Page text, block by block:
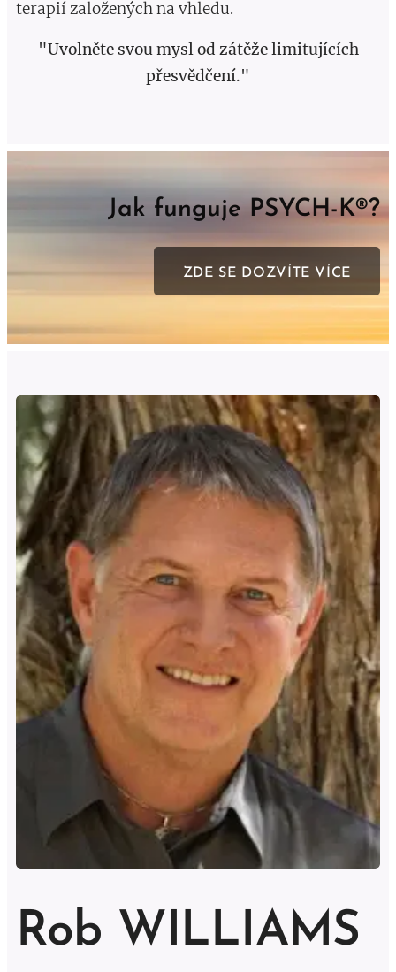
terapií založených na vhledu.
"Uvolněte svou mysl od zátěže limitujících
přesvědčení."
Jak funguje PSYCH-K®?
ZDE SE DOZVÍTE VÍCE
Rob WILLIAMS